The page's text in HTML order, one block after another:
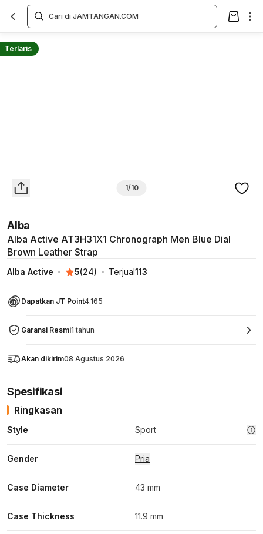
Terlaris
1/10
Alba
Alba Active AT3H31X1 Chronograph Men Blue Dial
Brown Leather Strap
Alba Active 5(24) Terjual113
Dapatkan JT Point4.165
Garansi Resmi1 tahun
Akan dikirim08 Agustus 2026
Overview
Spesifikasi
Ringkasan
Style Sport
Gender Pria
Case Diameter 43 mm
Case Thickness 11.9 mm